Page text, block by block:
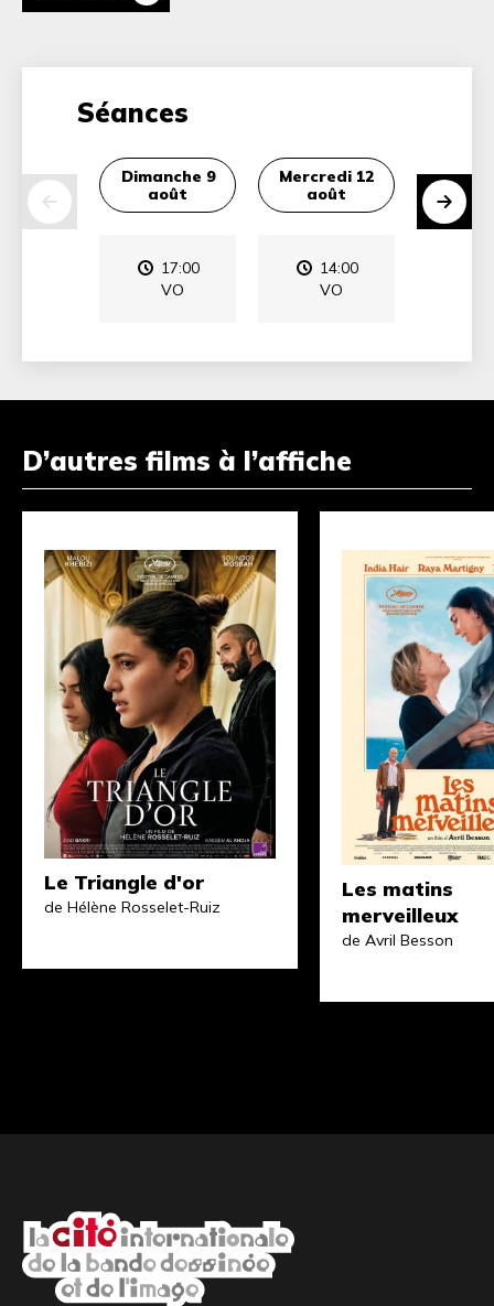
Séances
Dimanche 9
août
17:00
VO
Mercredi 12
août
14:00
VO
16
D’autres films à l’affiche
Le Triangle d'or
de Hélène Rosselet-Ruiz
Les matins
merveilleux
de Avril Besson